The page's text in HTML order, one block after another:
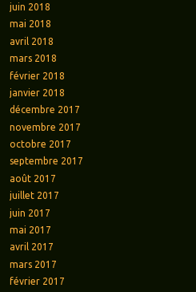
juin 2018
mai 2018
avril 2018
mars 2018
février 2018
janvier 2018
décembre 2017
novembre 2017
octobre 2017
septembre 2017
août 2017
juillet 2017
juin 2017
mai 2017
avril 2017
mars 2017
février 2017